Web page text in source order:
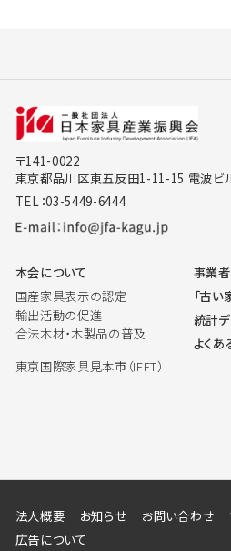
〒141-0022
東京都品川区東五反田1-11-15 電波ビ
TEL：03-5449-6444
本会について
国産家具表示の認定
輸出活動の促進
合法木材・木製品の普及
東京国際家具見本市（IFFT）
事業
「古
統計
よくあ
法人概要 お知らせ お問い合わせ
広告について